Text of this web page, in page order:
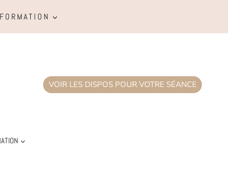
FORMATION
VOIR LES DISPOS POUR VOTRE SÉANCE